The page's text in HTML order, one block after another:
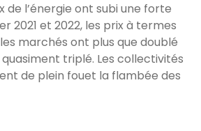
de l’énergie ont subi une forte
2021 et 2022, les prix à termes
marchés ont plus que doublé
triplé. Les collectivités
de plein fouet la flambée des